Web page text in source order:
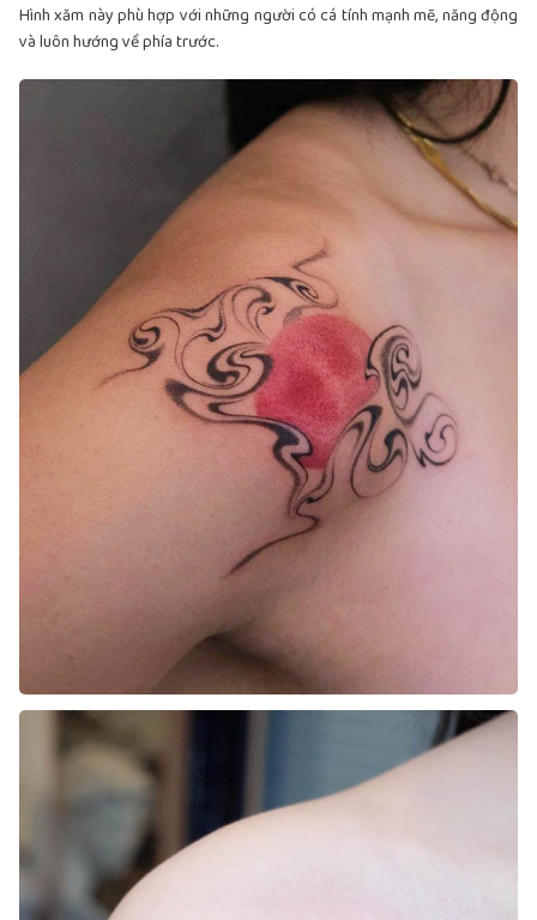
Hình xăm này phù hợp với những người có cá tính mạnh mẽ, năng động
và luôn hướng về phía trước.